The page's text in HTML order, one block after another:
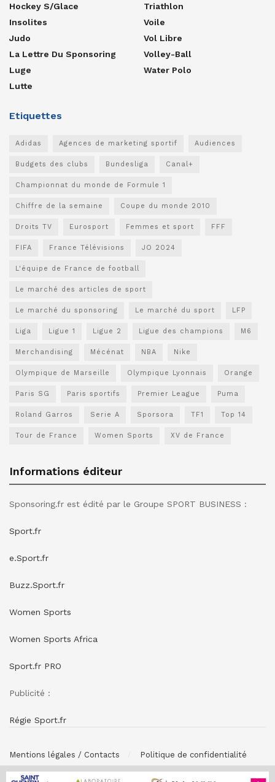
Hockey S/glace
Insolites
Judo
La Lettre Du Sponsoring
Luge
Lutte
Triathlon
Voile
Vol Libre
Volley-Ball
Water Polo
Etiquettes
Adidas Agences de marketing sportif Audiences
Budgets des clubs Bundesliga Canal+
Championnat du monde de Formule 1
Chiffre de la semaine Coupe du monde 2010
Droits TV Eurosport Femmes et sport FFF
FIFA France Télévisions JO 2024
L'équipe de France de football
Le marché des articles de sport
Le marché du sponsoring Le marché du sport LFP
Liga Ligue 1 Ligue 2 Ligue des champions M6
Merchandising Mécénat NBA Nike
Olympique de Marseille Olympique Lyonnais Orange
Paris SG Paris sportifs Premier League Puma
Roland Garros Serie A Sporsora TF1 Top 14
Tour de France Women Sports XV de France
Informations éditeur
Sponsoring.fr est édité par le Groupe SPORT BUSINESS :
Sport.fr
e.Sport.fr
Buzz.Sport.fr
Women Sports
Women Sports Africa
Sport.fr PRO
Publicité :
Régie Sport.fr
Mentions légales / Contacts Politique de confidentialité
© SPONSORING.FR